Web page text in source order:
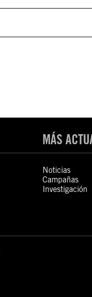
MÁS
Noticias
Campañas
Investigación